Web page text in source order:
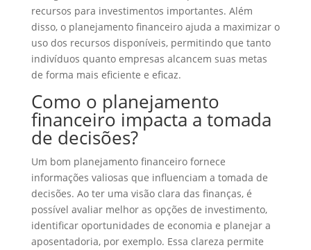
recursos para investimentos importantes. Além
disso, o planejamento financeiro ajuda a maximizar o
uso dos recursos disponíveis, permitindo que tanto
indivíduos quanto empresas alcancem suas metas
de forma mais eficiente e eficaz.
Como o planejamento
financeiro impacta a tomada
de decisões?
Um bom planejamento financeiro fornece
informações valiosas que influenciam a tomada de
decisões. Ao ter uma visão clara das finanças, é
possível avaliar melhor as opções de investimento,
identificar oportunidades de economia e planejar a
aposentadoria, por exemplo. Essa clareza permite